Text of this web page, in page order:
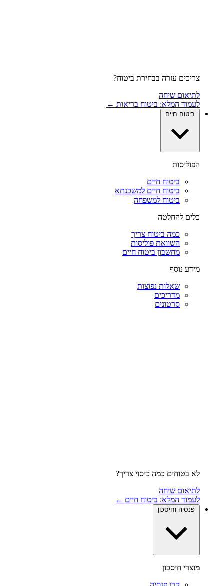
צריכים עזרה בבחירת ביטוח?
לתיאום שיחה
לעמוד המלא: ביטוח בריאות ←
ביטוח חיים
הפוליסות
ביטוח חיים
ביטוח חיים למשכנתא
ביטוח למשפחה
כלים להחלטה
כמה ביטוח צריך
השוואת פוליסות
מחשבון ביטוח חיים
מידע נוסף
שאלות נפוצות
מדריכים
סרטונים
לא בטוחים כמה כיסוי צריך?
לתיאום שיחה
לעמוד המלא: ביטוח חיים ←
פנסיה וחיסכון
מוצרי חיסכון